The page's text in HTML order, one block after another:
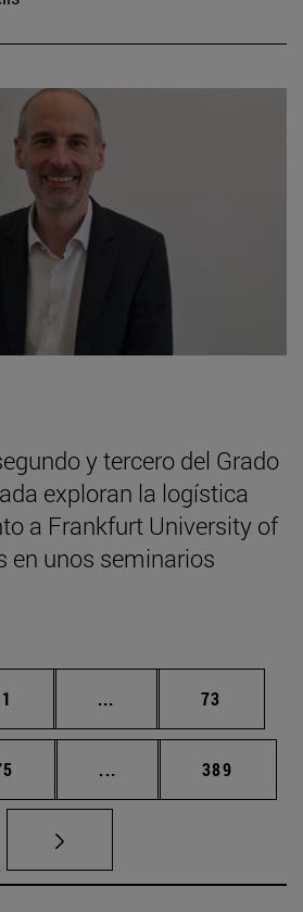
y tercero del Grado
exploran la logística
a Frankfurt University of
en unos seminarios
Página
1 ... Páginas intermedias
Página
73
... Páginas intermedias
Página
389